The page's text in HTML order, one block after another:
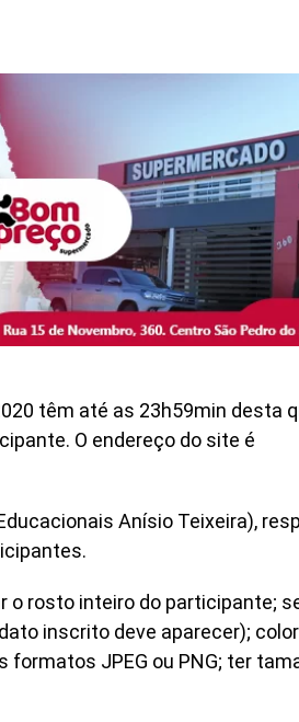
têm até as 23h59min desta
O endereço do site é
Anísio Teixeira),
o rosto inteiro do participante;
inscrito deve aparecer);
JPEG ou PNG; ter